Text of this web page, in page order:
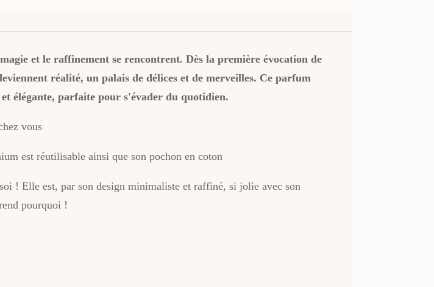
et le raffinement se rencontrent. Dès la première évocation de
réalité, un palais de délices et de merveilles. Ce parfum
élégante, parfaite pour s'évader du quotidien.
vous
est réutilisable ainsi que son pochon en coton
! Elle est, par son design minimaliste et raffiné, si jolie avec son
pourquoi !